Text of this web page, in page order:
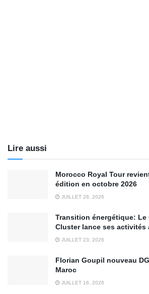
Lire aussi
Morocco Royal Tour
édition en octobre 2026
JUILLET 28, 2026
Transition énergétique: Le
Cluster lance ses activités
JUILLET 23, 2026
Florian Goupil nouveau
Maroc
JUILLET 16, 2026